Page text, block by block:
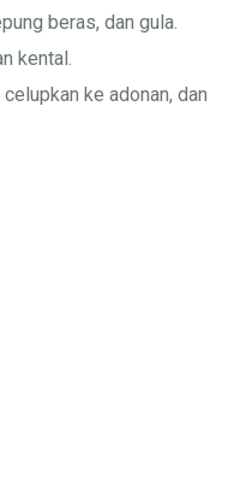
beras, dan gula.
kental.
ke adonan, dan